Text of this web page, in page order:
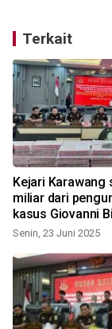
Terkait
Kejari Karawang
miliar dari
kasus Giovanni
Raharjo
Senin, 23 Juni 2025